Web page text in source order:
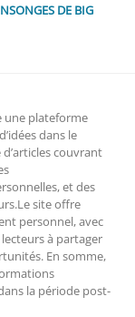
DE BIG
une plateforme
dans le
couvrant
et des
site offre
personnel, avec
à partager
En somme,
la période post-